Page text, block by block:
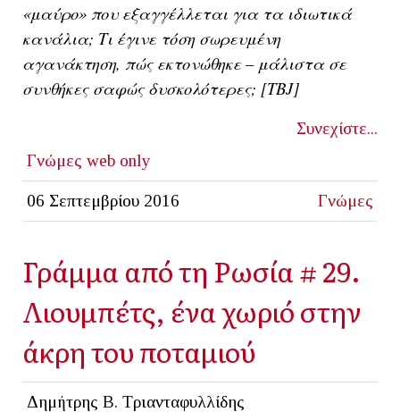
«μαύρο» που εξαγγέλλεται για τα ιδιωτικά
κανάλια; Τι έγινε τόση σωρευμένη
αγανάκτηση, πώς εκτονώθηκε – μάλιστα σε
συνθήκες σαφώς δυσκολότερες; [TBJ]
Συνεχίστε...
Γνώμες web only
06 Σεπτεμβρίου 2016 Γνώμες
Γράμμα από τη Ρωσία # 29.
Λιουμπέτς, ένα χωριό στην
άκρη του ποταμιού
Δημήτρης Β. Τριανταφυλλίδης